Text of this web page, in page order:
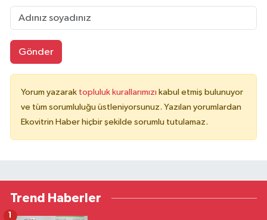
Gönder
Yorum yazarak topluluk kurallarımızı kabul etmiş bulunuyor
ve tüm sorumluluğu üstleniyorsunuz. Yazılan yorumlardan
Ekovitrin Haber hiçbir şekilde sorumlu tutulamaz.
Trend Haberler
1